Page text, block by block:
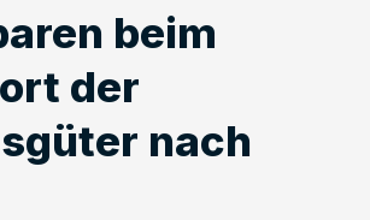
beim
der
nach